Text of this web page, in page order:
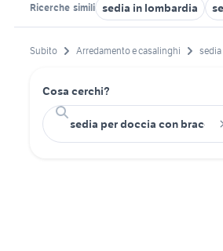
Ricerche simili sedia in lombardia
Subito Arredamento e casalinghi
Cosa cerchi?